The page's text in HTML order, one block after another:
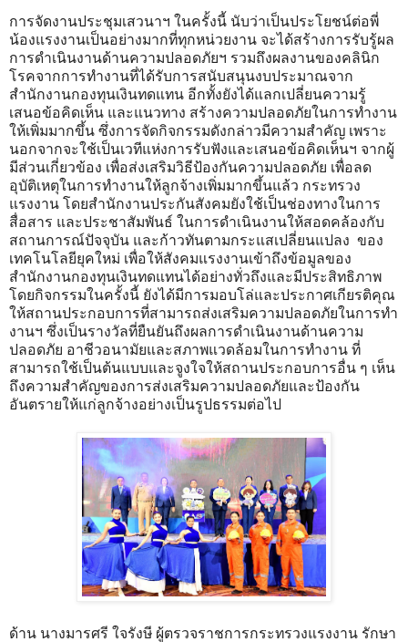
​การจัดงานประชุมเสวนาฯ ในครั้งนี้ นับว่าเป็นประโยชน์ต่อพี่
น้องแรงงานเป็นอย่างมากที่ทุกหน่วยงาน จะได้สร้างการรับรู้ผล
การดำเนินงานด้านความปลอดภัยฯ รวมถึงผลงานของคลินิก
โรคจากการทำงานที่ได้รับการสนับสนุนงบประมาณจาก
สำนักงานกองทุนเงินทดแทน อีกทั้งยังได้แลกเปลี่ยนความรู้
เสนอข้อคิดเห็น และแนวทาง สร้างความปลอดภัยในการทำงาน
ให้เพิ่มมากขึ้น ซึ่งการจัดกิจกรรมดังกล่าวมีความสำคัญ เพราะ
นอกจากจะใช้เป็นเวทีแห่งการรับฟังและเสนอข้อคิดเห็นฯ จากผู้
มีส่วนเกี่ยวข้อง เพื่อส่งเสริมวิธีป้องกันความปลอดภัย เพื่อลด
อุบัติเหตุในการทำงานให้ลูกจ้างเพิ่มมากขึ้นแล้ว กระทรวง
แรงงาน โดยสำนักงานประกันสังคมยังใช้เป็นช่องทางในการ
สื่อสาร และประชาสัมพันธ์ ในการดำเนินงานให้สอดคล้องกับ
สถานการณ์ปัจจุบัน และก้าวทันตามกระแสเปลี่ยนแปลง ของ
เทคโนโลยียุคใหม่ เพื่อให้สังคมแรงงานเข้าถึงข้อมูลของ
สำนักงานกองทุนเงินทดแทนได้อย่างทั่วถึงและมีประสิทธิภาพ
โดยกิจกรรมในครั้งนี้ ยังได้มีการมอบโล่และประกาศเกียรติคุณ
ให้สถานประกอบการที่สามารถส่งเสริมความปลอดภัยในการทำ
งานฯ ซึ่งเป็นรางวัลที่ยืนยันถึงผลการดำเนินงานด้านความ
ปลอดภัย อาชีวอนามัยและสภาพแวดล้อมในการทำงาน ที่
สามารถใช้เป็นต้นแบบและจูงใจให้สถานประกอบการอื่น ๆ เห็น
ถึงความสำคัญของการส่งเสริมความปลอดภัยและป้องกัน
อันตรายให้แก่ลูกจ้างอย่างเป็นรูปธรรมต่อไป
​ด้าน นางมารศรี ใจรังษี ผู้ตรวจราชการกระทรวงแรงงาน รักษา